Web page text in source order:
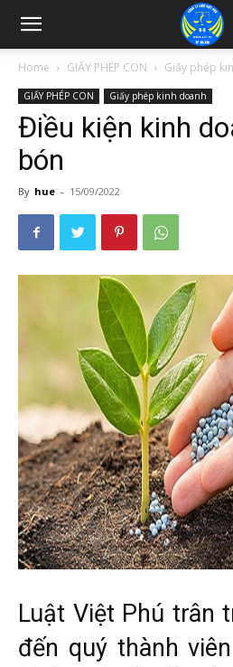
Home GIẤY PHÉP CON Giấy phép
GIẤY PHÉP CON Giấy phép kinh doanh
Điều kiện kinh
bón
By hue - 15/09/2022
Luật Việt Phú trân
đến quý thành